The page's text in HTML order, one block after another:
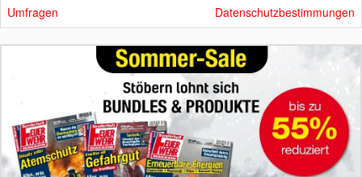
Umfragen Datenschutzbestimmungen